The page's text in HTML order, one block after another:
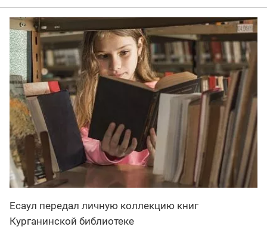
Есаул передал личную коллекцию книг
Курганинской библиотеке